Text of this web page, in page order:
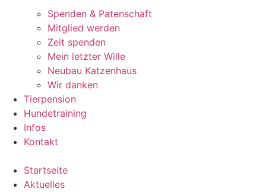
Spenden & Patenschaft
Mitglied werden
Zeit spenden
Mein letzter Wille
Neubau Katzenhaus
Wir danken
Tierpension
Hundetraining
Infos
Kontakt
Startseite
Aktuelles